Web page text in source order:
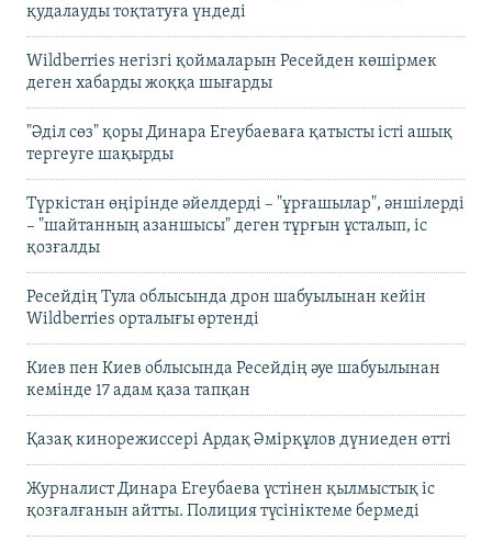
қудалауды тоқтатуға үндеді
Wildberries негізгі қоймаларын Ресейден көшірмек
деген хабарды жоққа шығарды
"Әділ сөз" қоры Динара Егеубаеваға қатысты істі ашық
тергеуге шақырды
Түркістан өңірінде әйелдерді – "ұрғашылар", әншілерді
– "шайтанның азаншысы" деген тұрғын ұсталып, іс
қозғалды
Ресейдің Тула облысында дрон шабуылынан кейін
Wildberries орталығы өртенді
Киев пен Киев облысында Ресейдің әуе шабуылынан
кемінде 17 адам қаза тапқан
Қазақ кинорежиссері Ардақ Әмірқұлов дүниеден өтті
Журналист Динара Егеубаева үстінен қылмыстық іс
қозғалғанын айтты. Полиция түсініктеме бермеді